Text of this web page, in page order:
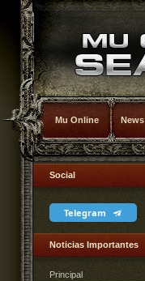
Mu Online News
Social
Telegram
Noticias Importantes
Principal